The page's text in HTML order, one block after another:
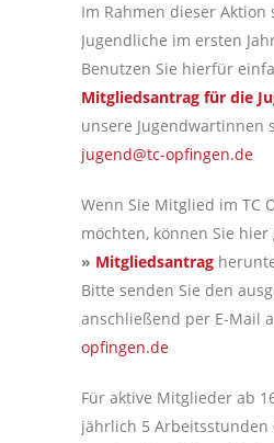
Im Rahmen dieser Aktion
Jugendliche im ersten
Benutzen Sie hierfür
Mitgliedsantrag für die
unsere Jugendwartinnen
jugend@tc-opfingen.de
Wenn Sie Mitglied im TC
möchten, können Sie
» Mitgliedsantrag
Bitte senden Sie den
anschließend per E-Mail
opfingen.de
Für aktive Mitglieder ab
jährlich 5 Arbeitsstunden